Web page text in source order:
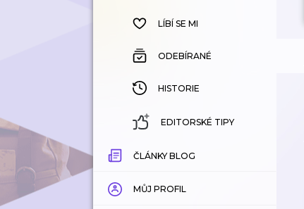
HISTORIE
LÍBÍ SE MI
ODEBÍRANÉ
HISTORIE
EDITORSKÉ TIPY
ČLÁNKY BLOG
MŮJ PROFIL